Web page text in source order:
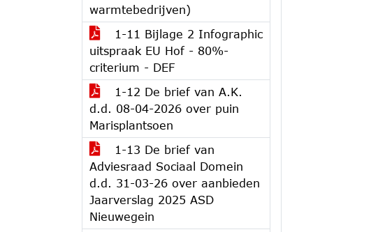
warmtebedrijven)
1-11 Bijlage 2 Infographic
uitspraak EU Hof - 80%-
criterium - DEF
1-12 De brief van A.K.
d.d. 08-04-2026 over puin
Marisplantsoen
1-13 De brief van
Adviesraad Sociaal Domein
d.d. 31-03-26 over aanbieden
Jaarverslag 2025 ASD
Nieuwegein